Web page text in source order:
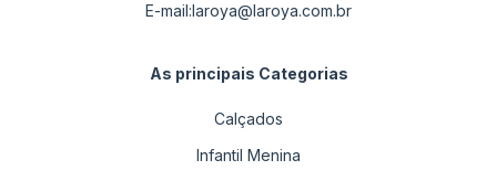
E-mail:laroya@laroya.com.br
As principais Categorias
Calçados
Infantil Menina